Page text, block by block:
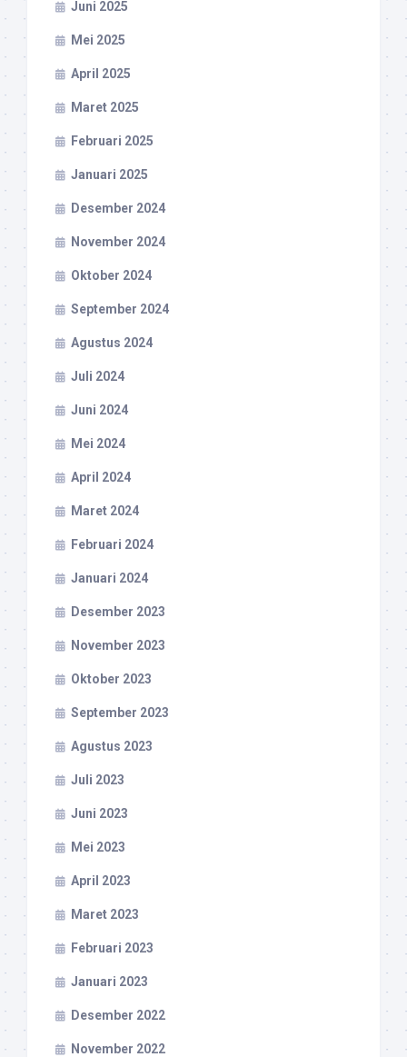
Juni 2025
Mei 2025
April 2025
Maret 2025
Februari 2025
Januari 2025
Desember 2024
November 2024
Oktober 2024
September 2024
Agustus 2024
Juli 2024
Juni 2024
Mei 2024
April 2024
Maret 2024
Februari 2024
Januari 2024
Desember 2023
November 2023
Oktober 2023
September 2023
Agustus 2023
Juli 2023
Juni 2023
Mei 2023
April 2023
Maret 2023
Februari 2023
Januari 2023
Desember 2022
November 2022